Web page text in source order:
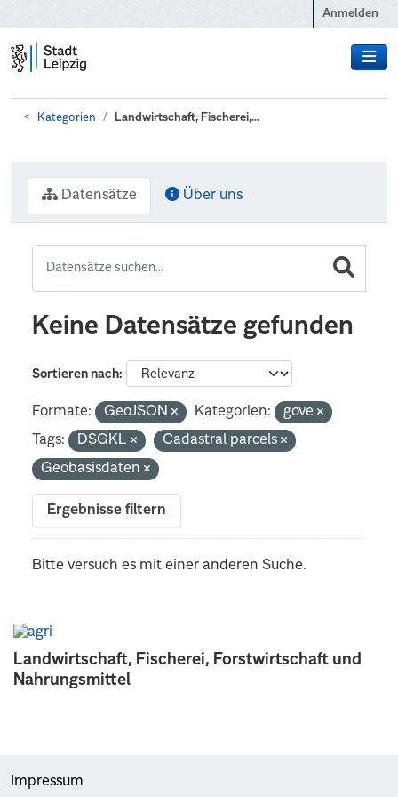
Anmelden
Kategorien Landwirtschaft, Fischerei,...
Landwirtschaft, Fischerei, Forstwirtschaft und
Nahrungsmittel
Datensätze Über uns
Keine Datensätze gefunden
Sortieren nach
Formate: GeoJSON Kategorien:
gove
Tags:
DSGKL
Cadastral parcels
Geobasisdaten
Ergebnisse filtern
Bitte versuch es mit einer anderen Suche.
Impressum